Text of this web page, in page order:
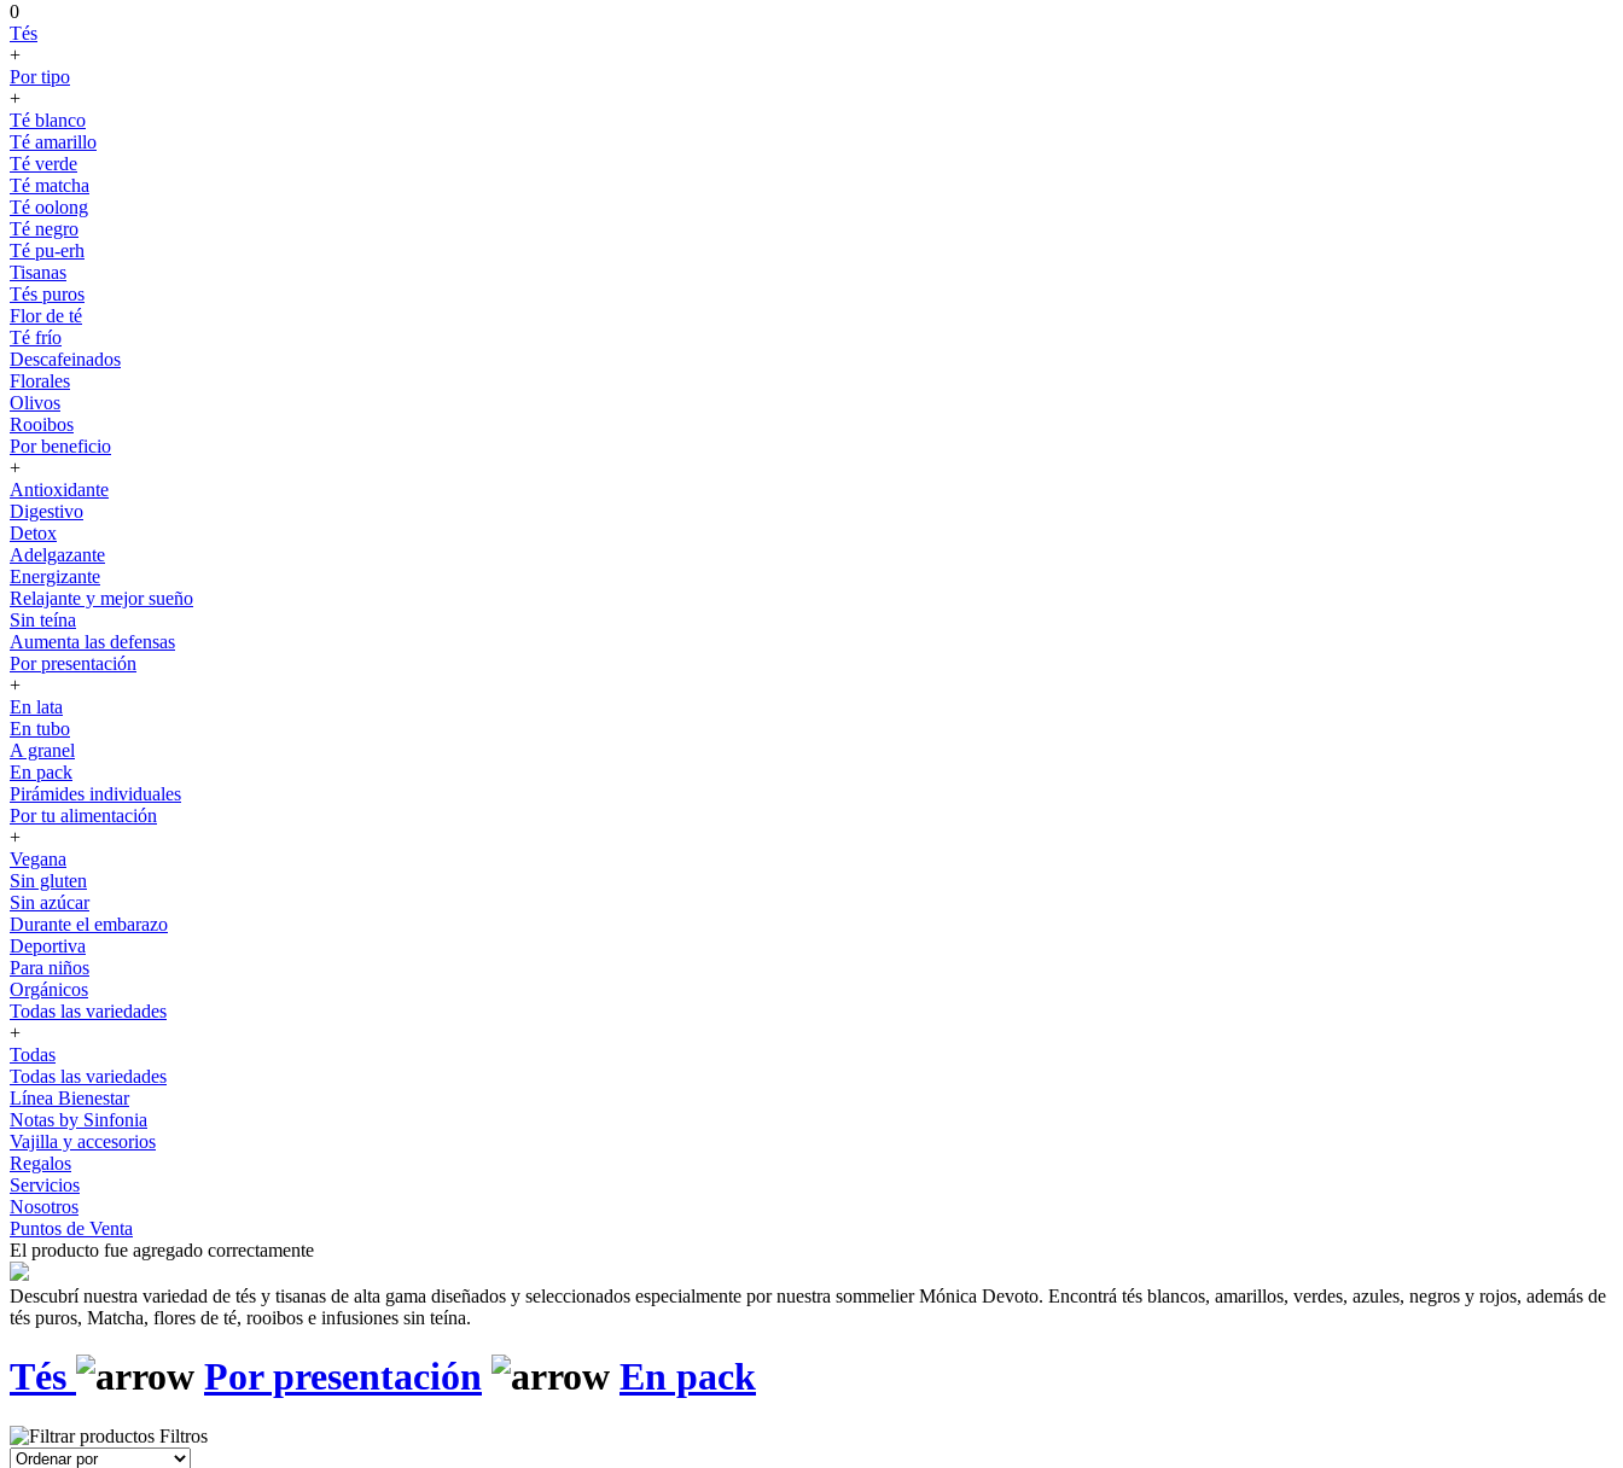
0
Tés
+
Por tipo
+
Té blanco
Té amarillo
Té verde
Té matcha
Té oolong
Té negro
Té pu-erh
Tisanas
Tés puros
Flor de té
Té frío
Descafeinados
Florales
Olivos
Rooibos
Por beneficio
+
Antioxidante
Digestivo
Detox
Adelgazante
Energizante
Relajante y mejor sueño
Sin teína
Aumenta las defensas
Por presentación
+
En lata
En tubo
A granel
En pack
Pirámides individuales
Por tu alimentación
+
Vegana
Sin gluten
Sin azúcar
Durante el embarazo
Deportiva
Para niños
Orgánicos
Todas las variedades
+
Todas
Todas las variedades
Línea Bienestar
Notas by Sinfonia
Vajilla y accesorios
Regalos
Servicios
Nosotros
Puntos de Venta
El producto fue agregado correctamente
Descubrí nuestra variedad de tés y tisanas de alta gama diseñados y seleccionados especialmente por nuestra sommelier Mónica Devoto. Encontrá tés blancos, amarillos, verdes, azules, negros y rojos, además de
tés puros, Matcha, flores de té, rooibos e infusiones sin teína.
Tés Por presentación En pack
Filtros